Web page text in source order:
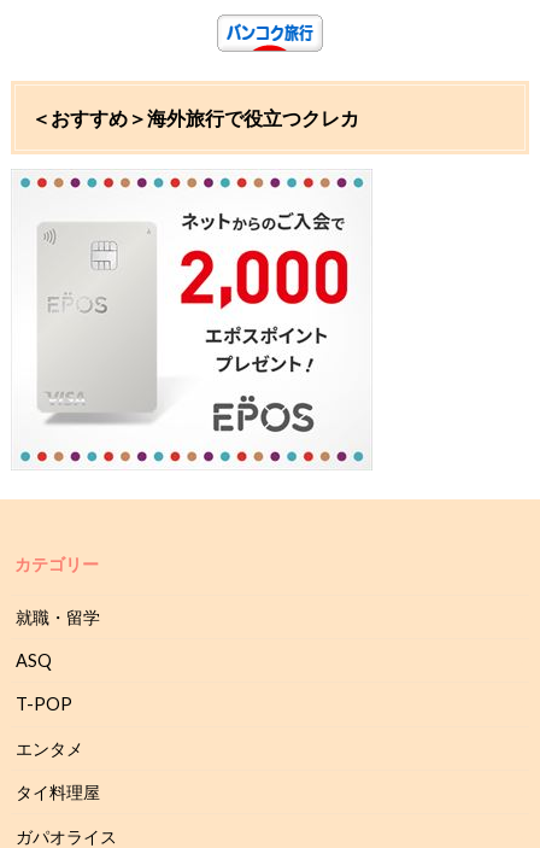
＜おすすめ＞海外旅行で役立つクレカ
カテゴリー
就職・留学
ASQ
T-POP
エンタメ
タイ料理屋
ガパオライス